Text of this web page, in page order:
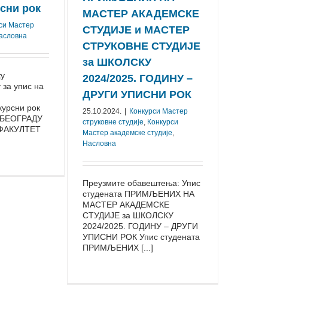
рок
Mастер
упис на
рок
МАСТЕР АКАДЕМСКЕ
СТУДИЈЕ и МАСТЕР
СТРУКОВНЕ СТУДИЈЕ
за ШКОЛСКУ
2024/2025. ГОДИНУ –
ДРУГИ УПИСНИ РОК
25.10.2024.
Конкурси Mастер
струковне студије, Конкурси
Мастер академске студије,
Насловна
Преузмите обавештења: Упис
студената ПРИМЉЕНИХ НА
МАСТЕР АКАДЕМСКЕ
СТУДИЈЕ за ШКОЛСКУ
2024/2025. ГОДИНУ – ДРУГИ
УПИСНИ РОК Упис студената
ПРИМЉЕНИХ [...]